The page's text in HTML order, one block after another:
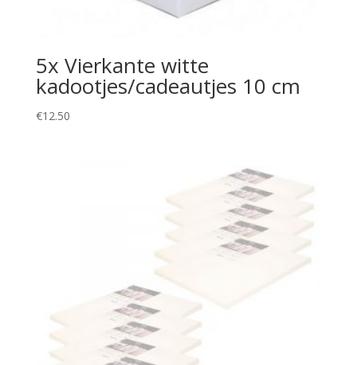
5x Vierkante witte
kadootjes/cadeautjes 10 cm
€12.50